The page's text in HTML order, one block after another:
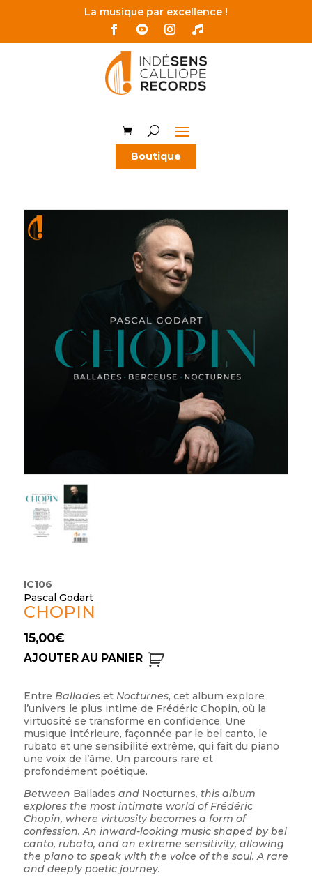
La musique par excellence !
Boutique
IC106
Pascal Godart
CHOPIN
15,00€
AJOUTER AU PANIER
Entre Balladeset Nocturnes, cet album explore
l’univers le plus intime de Frédéric Chopin, où la
virtuosité se transforme en confidence. Une
musique intérieure, façonnée par le bel canto, le
rubato et une sensibilité extrême, qui fait du piano
une voix de l’âme. Un parcours rare et
profondément poétique.
Between Ballades and Nocturnes, this album
explores the most intimate world ofFrédéric
Chopin, where virtuosity becomes a form of
confession.An inward-looking music shaped by bel
canto, rubato, and an extreme sensitivity, allowing
the piano to speak with the voice of the soul. A rare
and deeply poetic journey.